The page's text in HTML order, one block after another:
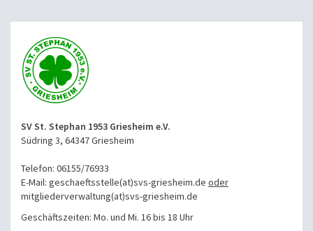
SV St. Stephan 1953 Griesheim e.V.
Südring 3, 64347 Griesheim
Telefon: 06155/76933
E-Mail: geschaeftsstelle(at)svs-griesheim.de oder
mitgliederverwaltung(at)svs-griesheim.de
Geschäftszeiten: Mo. und Mi. 16 bis 18 Uhr